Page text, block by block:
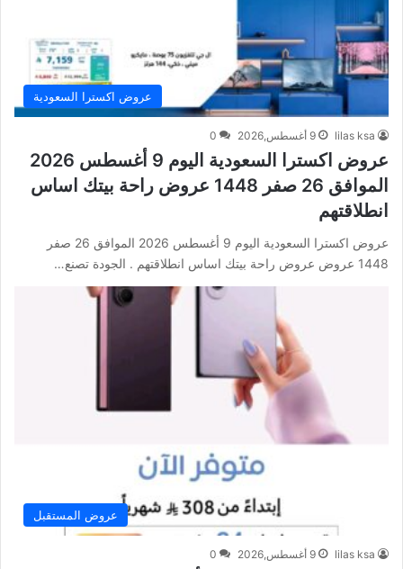
عروض اكسترا السعودية
lilas ksa 9 أغسطس,2026 0
عروض اكسترا السعودية اليوم 9 أغسطس 2026
الموافق 26 صفر 1448 عروض راحة بيتك اساس
انطلاقتهم
عروض اكسترا السعودية اليوم 9 أغسطس 2026 الموافق 26 صفر
1448 عروض عروض راحة بيتك اساس انطلاقتهم . الجودة تصنع…
عروض المستقبل
lilas ksa 9 أغسطس,2026 0